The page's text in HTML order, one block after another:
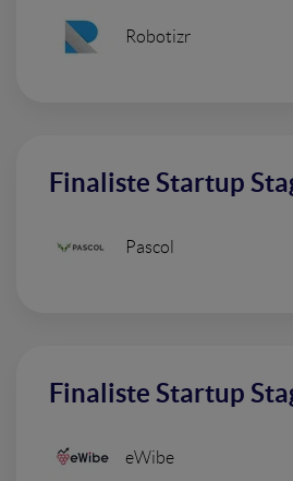
Robotizr
Finaliste Startup
Pascol
Finaliste Startup
eWibe